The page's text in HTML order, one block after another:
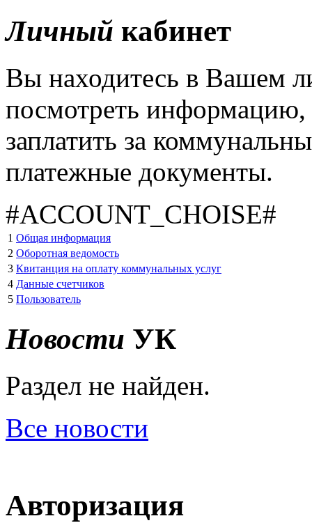
Личный кабинет
Вы находитесь в Вашем
посмотреть информацию,
заплатить за
платежные документы.
#ACCOUNT_CHOISE#
1 Общая информация
2 Оборотная ведомость
3 Квитанция на оплату коммунальных услуг
4 Данные счетчиков
5 Пользователь
Новости УК
Раздел не найден.
Все новости
Авторизация